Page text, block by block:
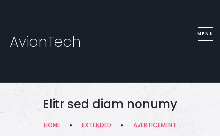
AvionTech
Elitr sed diam nonumy
HOME EXTENDED AVERTICEMENT